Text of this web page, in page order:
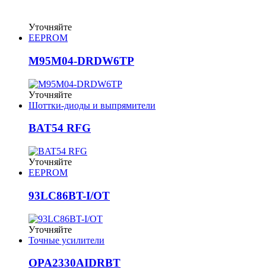
Уточняйте
EEPROM
M95M04-DRDW6TP
Уточняйте
Шоттки-диоды и выпрямители
BAT54 RFG
Уточняйте
EEPROM
93LC86BT-I/OT
Уточняйте
Точные усилители
OPA2330AIDRBT